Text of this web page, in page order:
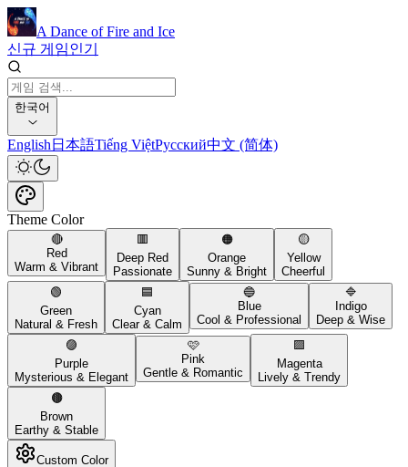
A Dance of Fire and Ice
신규 게임인기
한국어
English 日本語Tiếng ViệtРусский中文 (简体)
Theme Color
🔴
Red
Warm & Vibrant
🟥
Deep Red
Passionate
🟠
Orange
Sunny & Bright
🟡
Yellow
Cheerful
🟢
Green
Natural & Fresh
🟦
Cyan
Clear & Calm
🔵
Blue
Cool & Professional
🔷
Indigo
Deep & Wise
🟣
Purple
Mysterious & Elegant
🩷
Pink
Gentle & Romantic
🟪
Magenta
Lively & Trendy
🟤
Brown
Earthy & Stable
Custom Color